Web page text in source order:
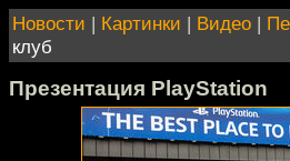
Новости | Картинки | Видео |
клуб
Презентация PlayStation